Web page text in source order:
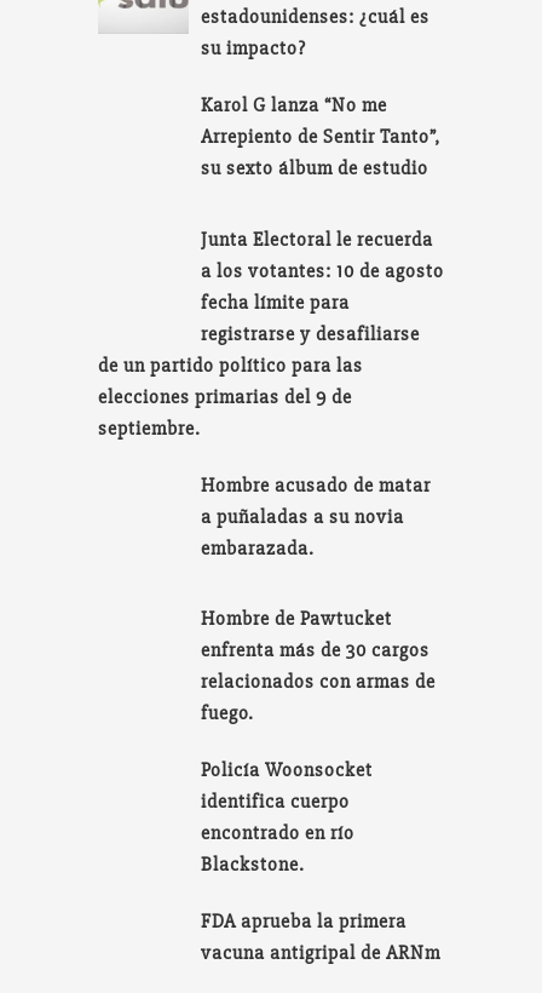
estadounidenses: ¿cuál es
su impacto?
Karol G lanza “No me
Arrepiento de Sentir Tanto”,
su sexto álbum de estudio
Junta Electoral le recuerda
a los votantes: 10 de agosto
fecha límite para
registrarse y desafiliarse
de un partido político para las
elecciones primarias del 9 de
septiembre.
Hombre acusado de matar
a puñaladas a su novia
embarazada.
Hombre de Pawtucket
enfrenta más de 30 cargos
relacionados con armas de
fuego.
Policía Woonsocket
identifica cuerpo
encontrado en río
Blackstone.
FDA aprueba la primera
vacuna antigripal de ARNm